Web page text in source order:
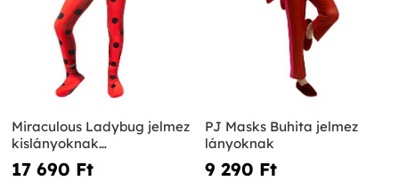
Miraculous Ladybug jelmez
kislányoknak
kiegészítőkkel
17 690 Ft‎
PJ Masks Buhita jelmez
lányoknak
9 290 Ft‎